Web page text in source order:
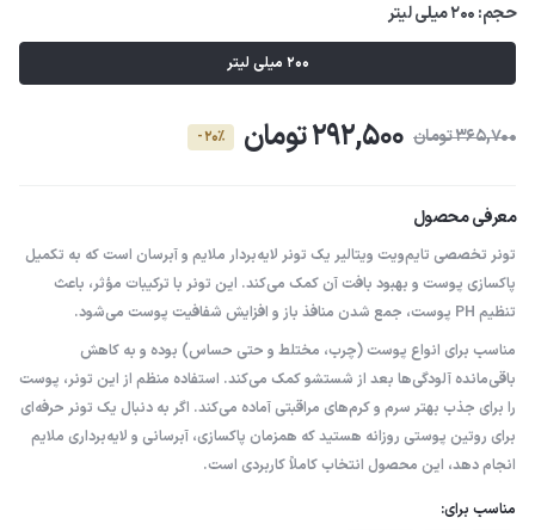
حجم:200 میلی لیتر
200 میلی لیتر
365,700 تومان 292,500 تومان - 20٪
معرفی محصول
تونر تخصصی تایم‌ویت ویتالیر یک تونر لایه‌بردار ملایم و آبرسان است که به تکمیل
پاکسازی پوست و بهبود بافت آن کمک می‌کند. این تونر با ترکیبات مؤثر، باعث
تنظیم PH پوست، جمع شدن منافذ باز و افزایش شفافیت پوست می‌شود.
مناسب برای انواع پوست (چرب، مختلط و حتی حساس) بوده و به کاهش
باقی‌مانده آلودگی‌ها بعد از شستشو کمک می‌کند. استفاده منظم از این تونر، پوست
را برای جذب بهتر سرم و کرم‌های مراقبتی آماده می‌کند. اگر به دنبال یک تونر حرفه‌ای
برای روتین پوستی روزانه هستید که همزمان پاکسازی، آبرسانی و لایه‌برداری ملایم
انجام دهد، این محصول انتخاب کاملاً کاربردی است.
مناسب برای: